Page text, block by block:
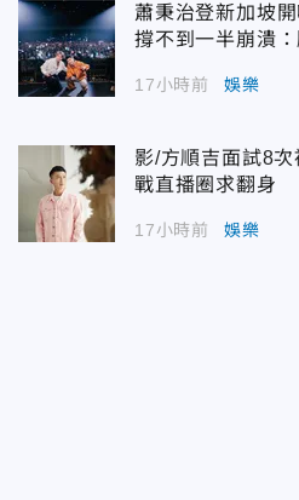
蕭秉治登新加坡
撐不到一半崩潰
17小時前 娛樂
影/方順吉面試8
戰直播圈求翻身
17小時前 娛樂